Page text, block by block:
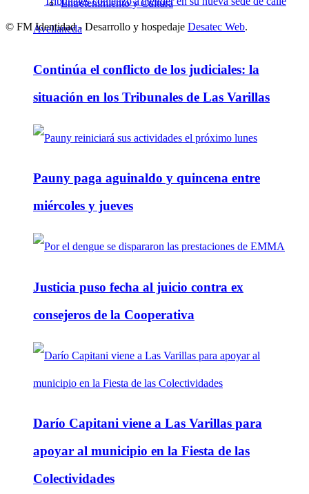
Continúa el conflicto de los judiciales: la
situación en los Tribunales de Las Varillas
Pauny paga aguinaldo y quincena entre
miércoles y jueves
Justicia puso fecha al juicio contra ex
consejeros de la Cooperativa
Darío Capitani viene a Las Varillas para
apoyar al municipio en la Fiesta de las
Colectividades
Entretenimiento y Cultura
© FM Identidad - Desarrollo y hospedaje Desatec Web.